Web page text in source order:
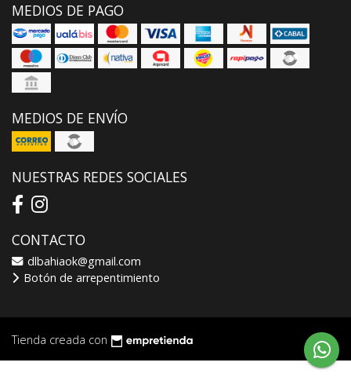
MEDIOS DE PAGO
MEDIOS DE ENVÍO
NUESTRAS REDES SOCIALES
CONTACTO
dlbahiaok@gmail.com
Botón de arrepentimiento
Tienda creada con